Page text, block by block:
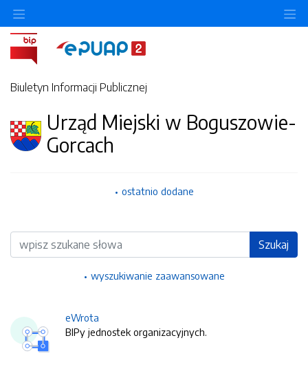
Biuletyn Informacji Publicznej
Urząd Miejski w Boguszowie-
Gorcach
ostatnio dodane
Wyszukiwarka Szukaj
wyszukiwanie zaawansowane
eWrota
BIPy jednostek organizacyjnych.